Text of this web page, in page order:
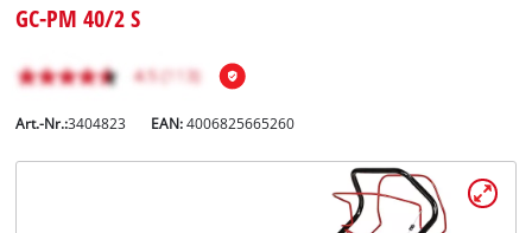
GC-PM 40/2 S
Art.-Nr.:3404823 EAN:4006825665260